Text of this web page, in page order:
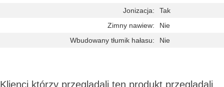
Jonizacja:
Tak
Zimny nawiew:
Nie
Wbudowany tłumik hałasu:
Nie
Klienci którzy przeglądali ten produkt przeglądali